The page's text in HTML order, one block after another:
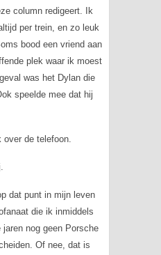
column redigeert. Ik
per trein, en zo leuk
bood een vriend aan
plek waar ik moest
was het Dylan die
speelde mee dat hij
over de telefoon.
dat punt in mijn leven
die ik inmiddels
nog geen Porsche
Of nee, dat is